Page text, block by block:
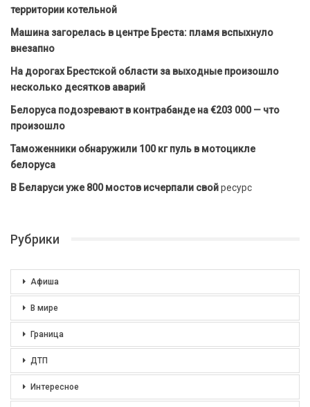
территории котельной
Машина загорелась в центре Бреста: пламя вспыхнуло
внезапно
На дорогах Брестской области за выходные произошло
несколько десятков аварий
Белоруса подозревают в контрабанде на €203 000 — что
произошло
Таможенники обнаружили 100 кг пуль в мотоцикле
белоруса
В Беларуси уже 800 мостов исчерпали свойресурс
Рубрики
Афиша
В мире
Граница
ДТП
Интересное